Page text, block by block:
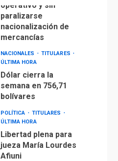
operativo y sin
paralizarse
nacionalización de
mercancías
NACIONALES
TITULARES
ÚLTIMA HORA
Dólar cierra la
semana en 756,71
bolívares
POLÍTICA
TITULARES
ÚLTIMA HORA
Libertad plena para
jueza María Lourdes
Afiuni